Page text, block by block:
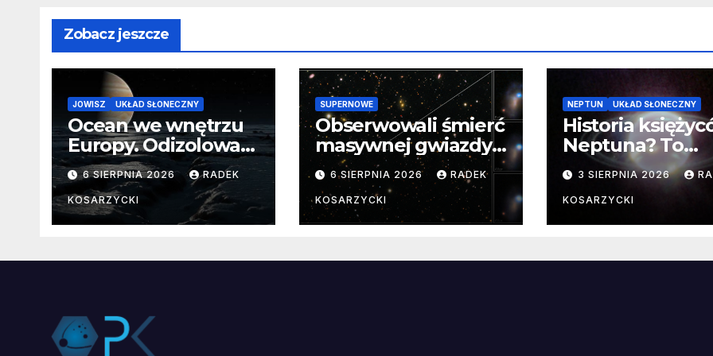
Zobacz jeszcze
JOWISZ UKŁAD SŁONECZNY
Ocean we wnętrzu
Europy. Odizolowani
przez lodową
barierę
6 SIERPNIA 2026 RADEK
KOSARZYCKI
SUPERNOWE
Obserwowali śmierć
masywnej gwiazdy
od samego
początku.
Niezwykle cenne
dane
6 SIERPNIA 2026 RADEK
KOSARZYCKI
NEPTUN UKŁAD SŁONECZNY
Historia
Neptuna? To
skomplikowane
3 SIERPNIA 2026
KOSARZYCKI